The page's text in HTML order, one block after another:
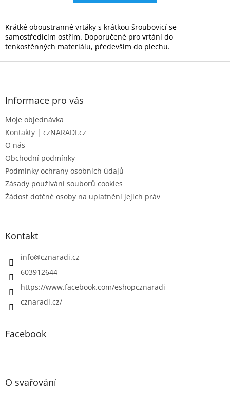
Krátké oboustranné vrtáky s krátkou šroubovicí se
samostředícím ostřím. Doporučené pro vrtání do
tenkostěnných materiálu, především do plechu.
Z
Informace pro vás
Moje objednávka
Kontakty | czNARADI.cz
O nás
Obchodní podmínky
Podmínky ochrany osobních údajů
Zásady používání souborů cookies
Žádost dotčné osoby na uplatnění jejich práv
Kontakt
info@cznaradi.cz
603912644
https://www.facebook.com/eshopcznaradi
cznaradi.cz/
Facebook
O svařování